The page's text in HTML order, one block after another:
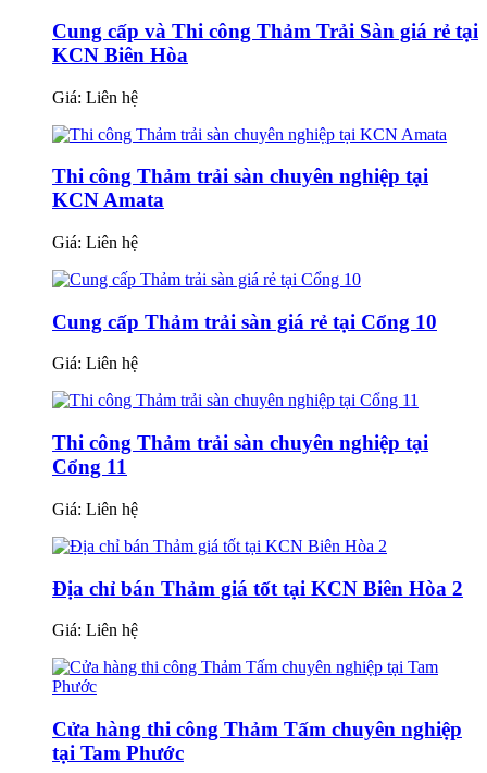
Cung cấp và Thi công Thảm Trải Sàn giá rẻ tại
KCN Biên Hòa
Giá: Liên hệ
Thi công Thảm trải sàn chuyên nghiệp tại
KCN Amata
Giá: Liên hệ
Cung cấp Thảm trải sàn giá rẻ tại Cổng 10
Giá: Liên hệ
Thi công Thảm trải sàn chuyên nghiệp tại
Cổng 11
Giá: Liên hệ
Địa chỉ bán Thảm giá tốt tại KCN Biên Hòa 2
Giá: Liên hệ
Cửa hàng thi công Thảm Tấm chuyên nghiệp
tại Tam Phước